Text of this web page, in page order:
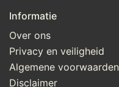
Informatie
Over ons
Privacy en veiligheid
Algemene voorwaarden
Disclaimer